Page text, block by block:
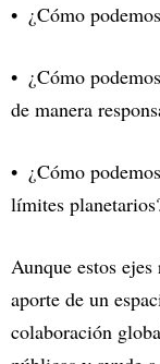
¿Cómo
¿Cómo
de manera
¿Cómo
límites
Aunque estos
aporte de un
colaboración